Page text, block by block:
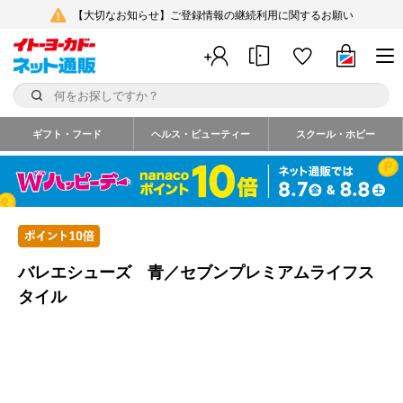
【大切なお知らせ】ご登録情報の継続利用に関するお願い
ギフト・フード ヘルス・ビューティー スクール・ホビー
バレエシューズ 青／セブンプレミアムライフス
タイル